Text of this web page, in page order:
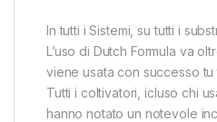
In tutti i Sistemi, su tutti i
L’uso di Dutch Formula va
viene usata con successo tu
Tutti i coltivatori, icluso chi
hanno notato un notevole